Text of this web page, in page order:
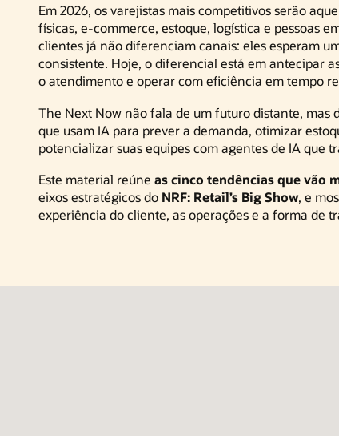
Em 2026, os varejistas mais competitivos serão
físicas, e-commerce, estoque, logística e pessoas
clientes já não diferenciam canais: eles esperam
consistente. Hoje, o diferencial está em antecipar
o atendimento e operar com eficiência em tempo
The Next Now não fala de um futuro distante, mas
que usam IA para prever a demanda, otimizar
potencializar suas equipes com agentes de IA que
Este material reúne as cinco tendências que vão
eixos estratégicos do NRF: Retail’s Big Show, e
experiência do cliente, as operações e a forma de